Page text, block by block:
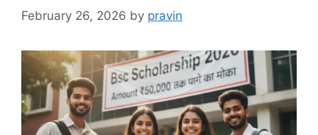
February 26, 2026 by pravin